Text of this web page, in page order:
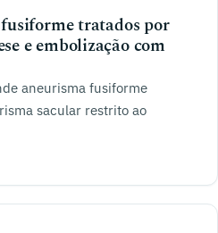
tratados por
e embolização com
aneurisma fusiforme
sacular restrito ao